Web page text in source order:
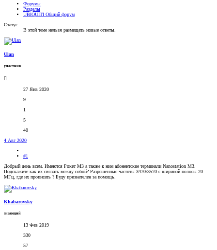
Форумы
Разделы
UBIQUITI Общий форум
Статус
В этой теме нельзя размещать новые ответы.
Ulan
участник
27 Янв 2020
9
1
5
40
4 Авг 2020
#1
Добрый день всем. Имеются Рокет М3 а также к ним абонентские терминали Nanostation M3.
Подскажите как их связать между собой? Разрешенные частоты 3470\3570 с шириной полосы 20
МГц, где их прописать ? Буду признателен за помощь.
Khabarovsky
знающий
13 Фев 2019
330
57